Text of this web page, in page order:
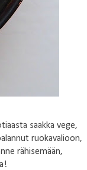
saakka vege,
ruokavalioon,
rähisemään,